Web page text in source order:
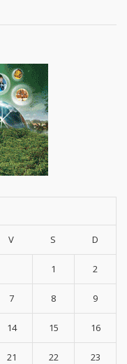
V S D
1 2
7 8 9
14 15 16
21 22 23